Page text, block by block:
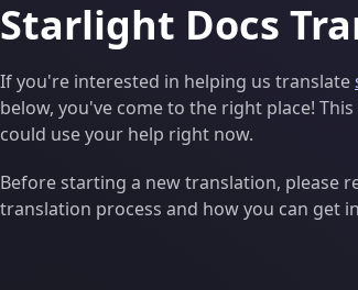
Starlight Docs
If you're interested in helping us translate
below, you've come to the right place!
could use your help right now.
Before starting a new translation, please
translation process and how you can get